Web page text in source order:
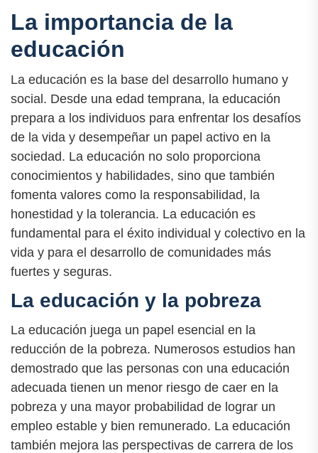
La importancia de la
educación
La educación es la base del desarrollo humano y
social. Desde una edad temprana, la educación
prepara a los individuos para enfrentar los desafíos
de la vida y desempeñar un papel activo en la
sociedad. La educación no solo proporciona
conocimientos y habilidades, sino que también
fomenta valores como la responsabilidad, la
honestidad y la tolerancia. La educación es
fundamental para el éxito individual y colectivo en la
vida y para el desarrollo de comunidades más
fuertes y seguras.
La educación y la pobreza
La educación juega un papel esencial en la
reducción de la pobreza. Numerosos estudios han
demostrado que las personas con una educación
adecuada tienen un menor riesgo de caer en la
pobreza y una mayor probabilidad de lograr un
empleo estable y bien remunerado. La educación
también mejora las perspectivas de carrera de los